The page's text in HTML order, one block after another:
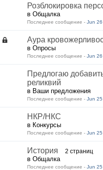
Розблокировка
в Общалка
Последнее сообщение - Jun
Аура
в Опросы
Последнее сообщение - Jun
Предлогаю
реликвий
в Ваши предложения
Последнее сообщение - Jun
НКР/НКС
в Конкурсы
Последнее сообщение - Jun
История 2 страниц
в Общалка
Последнее сообщение - Jun